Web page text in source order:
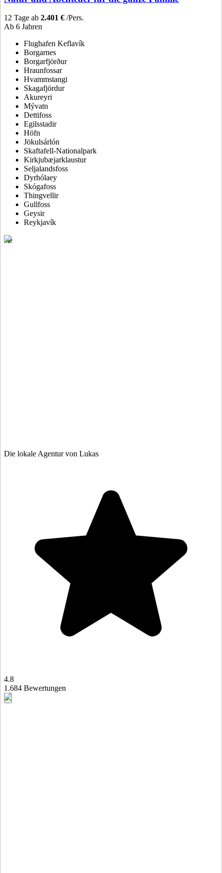
12 Tage ab 2.401 € /Pers.
Ab 6 Jahren
Flughafen Keflavík
Borgarnes
Borgarfjörður
Hraunfossar
Hvammstangi
Skagafjördur
Akureyri
Mývatn
Dettifoss
Egilsstadir
Höfn
Jökulsárlón
Skaftafell-Nationalpark
Kirkjubæjarklaustur
Seljalandsfoss
Dyrhólaey
Skógafoss
Thingvellir
Gullfoss
Geysir
Reykjavík
Die lokale Agentur von Lukas
4.8
1.684 Bewertungen